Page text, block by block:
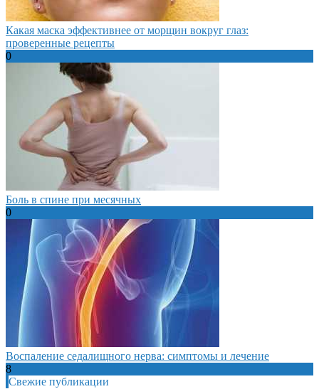
Какая маска эффективнее от морщин вокруг глаз:
проверенные рецепты
0
Боль в спине при месячных
0
Воспаление седалищного нерва: симптомы и лечение
8
Свежие публикации